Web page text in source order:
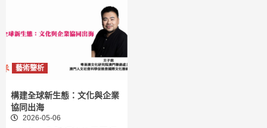
藝術鑒析
構建全球新生態：文化與企業
協同出海
2026-05-06